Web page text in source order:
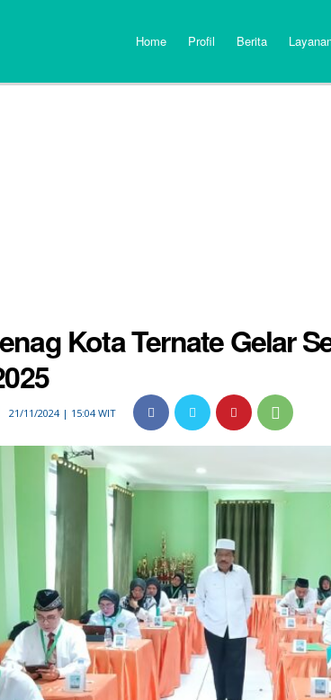
Home Profil Berita
Kota Ternate Gelar
21/11/2024 | 15:04 WIT